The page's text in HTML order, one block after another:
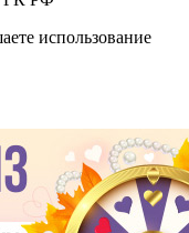
использование